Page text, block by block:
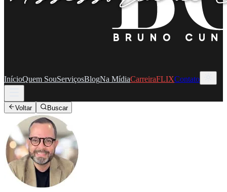
InícioQuem SouServiçosBlogNa MídiaCarreiraFLIXContato
Voltar Buscar